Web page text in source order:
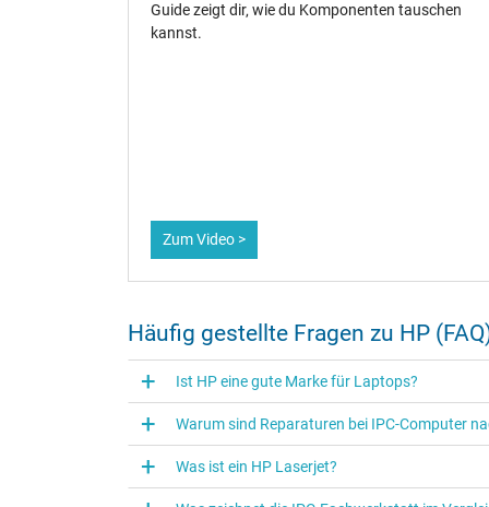
Guide zeigt dir‚ wie du Komponenten tauschen
kannst.
Zum Video >
Häufig gestellte Fragen zu HP
Ist HP eine gute Marke für Laptops?
Warum sind Reparaturen bei IPC-Computer
Was ist ein HP Laserjet?